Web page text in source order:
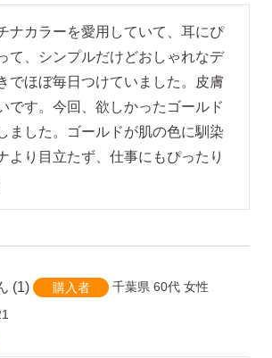
ナカラーを愛用していて、耳にぴ
て、シンプルだけどおしゃれなデ
でほぼ毎日つけていました。皮膚
です。今回、欲しかったゴールド
ました。ゴールドが肌の色に馴染
より目立たず、仕事にもぴったり
1 購入者 千葉県 60代 女性